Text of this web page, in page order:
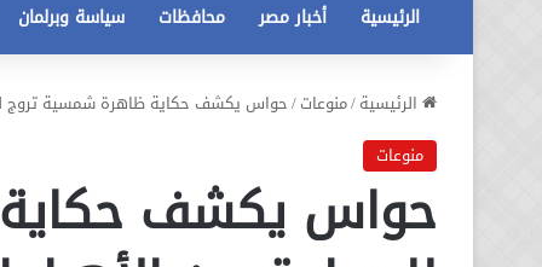
الرئيسية أخبار مصر محافظات سياسة وبرلمان
الرئيسية/منوعات/حواس يكشف حكاية ظاهرة شمسية تروج
منوعات
حواس يكشف
عاجل
في
أزمة
مخالفات
البناء
12 أغسطس، 2020
عاجل تطورات جديدة في